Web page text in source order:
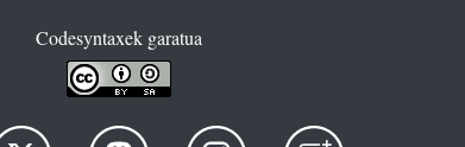
Codesyntaxek garatua